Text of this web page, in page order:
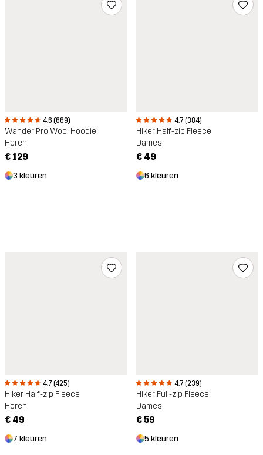
4.6 (669)
Wander Pro Wool Hoodie
Heren
€ 129
3 kleuren
4.7 (384)
Hiker Half-zip Fleece
Dames
€ 49
6 kleuren
4.7 (425)
Hiker Half-zip Fleece
Heren
€ 49
7 kleuren
4.7 (239)
Hiker Full-zip Fleece
Dames
€ 59
5 kleuren